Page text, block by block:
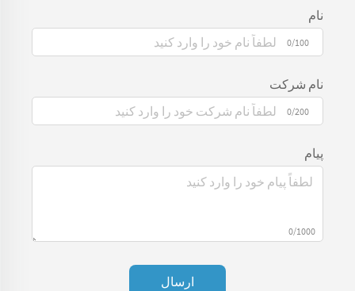
نام
0/100
نام شرکت
0/200
پیام
0/1000
ارسال